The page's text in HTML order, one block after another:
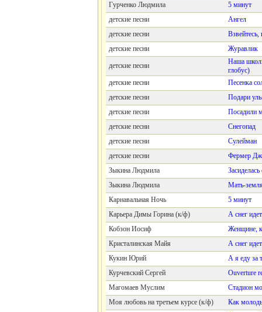
Гурченко Людмила
5 минут
детские песни
Ангел
детские песни
Взвейтесь,
детские песни
Журавлик
детские песни
Наша
глобус)
детские песни
Песенка
детские песни
Подари
детские песни
Посадили
детские песни
Снегопад
детские песни
Сулейман
детские песни
Фермер
Зыкина Людмила
Засиделась
Зыкина Людмила
Мать-
Карнавальная Ночь
5 минут
Карьера Димы Горина (к/ф)
А снег идет
Кобзон Иосиф
Женщине,
Кристалинская Майя
А снег идет
Кукин Юрий
А я еду за
Курчевский Сергей
Ouverture
Магомаев Муслим
Стадион
Моя любовь на третьем курсе (к/ф)
Как